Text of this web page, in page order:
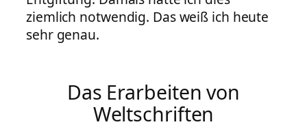
ziemlich notwendig. Das weiß ich heute
sehr genau.
Das Erarbeiten von
Weltschriften